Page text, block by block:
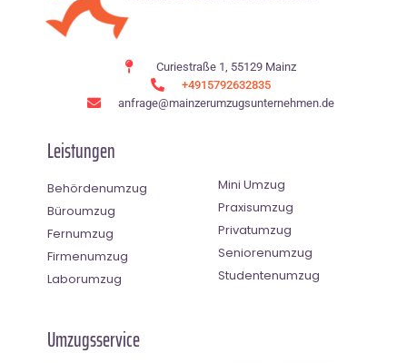
Curiestraße 1, 55129 Mainz
+4915792632835
anfrage@mainzerumzugsunternehmen.de
Leistungen
Behördenumzug
Büroumzug
Fernumzug
Firmenumzug
Laborumzug
Mini Umzug
Praxisumzug
Privatumzug
Seniorenumzug
Studentenumzug
Umzugsservice